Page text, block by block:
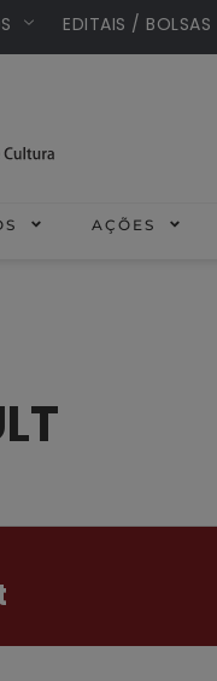
EDITAIS / BOLSAS
AÇÕES